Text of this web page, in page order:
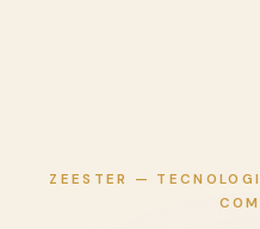
ZEESTER —